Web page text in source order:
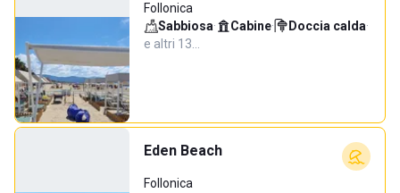
Follonica
Sabbiosa· Cabine· Doccia calda·
e altri 13…
Eden Beach
Follonica